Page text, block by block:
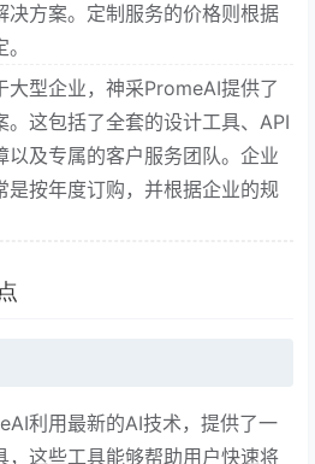
决方案。定制服务的价格则根据
大型企业，神采PromeAI提供了
。这包括了全套的设计工具、API
以及专属的客户服务团队。企业
是按年度订购，并根据企业的规
利用最新的AI技术，提供了一
，这些工具能够帮助用户快速将